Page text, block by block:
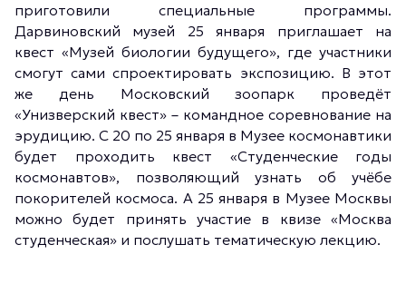
приготовили специальные программы.
Дарвиновский музей 25 января приглашает на
квест «Музей биологии будущего», где участники
смогут сами спроектировать экспозицию. В этот
же день Московский зоопарк проведёт
«Унизверский квест» – командное соревнование на
эрудицию. С 20 по 25 января в Музее космонавтики
будет проходить квест «Студенческие годы
космонавтов», позволяющий узнать об учёбе
покорителей космоса. А 25 января в Музее Москвы
можно будет принять участие в квизе «Москва
студенческая» и послушать тематическую лекцию.